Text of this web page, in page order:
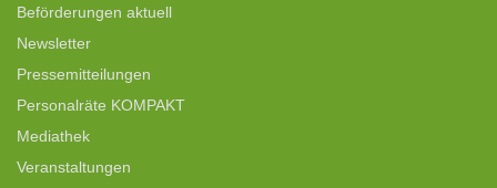
Beförderungen aktuell
Newsletter
Pressemitteilungen
Personalräte KOMPAKT
Mediathek
Veranstaltungen